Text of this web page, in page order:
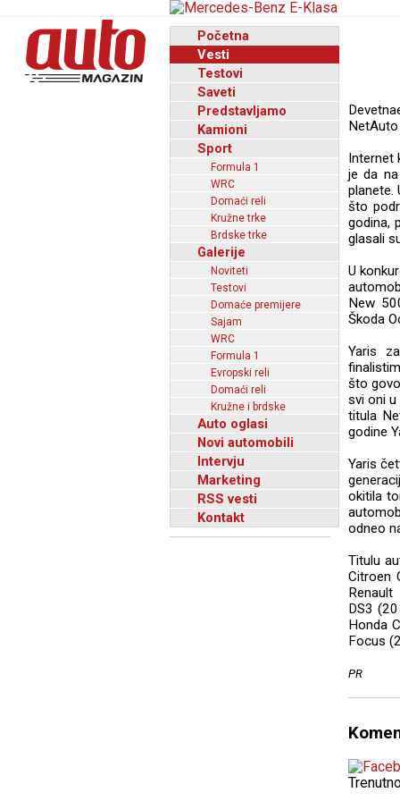
Početna
Vesti
Testovi
Saveti
Predstavljamo
Kamioni
Sport
Formula 1
WRC
Domaći reli
Kružne trke
Brdske trke
Galerije
Noviteti
Testovi
Domaće premijere
Sajam
WRC
Formula 1
Evropski reli
Domaći reli
Kružne i brdske
Auto oglasi
Novi automobili
Intervju
Marketing
RSS vesti
Kontakt
Internet
je da
planete.
što
godina,
glasali
U
New
Škoda
Yaris
što
svi oni
titula
godine
Yaris
okitila
odneo
Titulu
Citroen
DS3
Honda
Focus
PR